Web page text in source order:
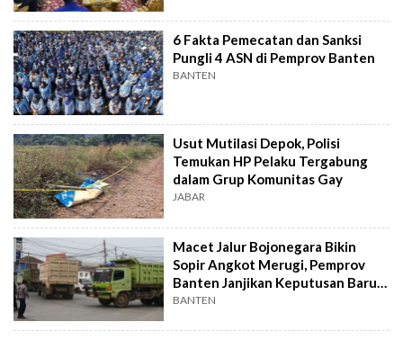
6 Fakta Pemecatan dan Sanksi
Pungli 4 ASN di Pemprov Banten
BANTEN
Usut Mutilasi Depok, Polisi
Temukan HP Pelaku Tergabung
dalam Grup Komunitas Gay
JABAR
Macet Jalur Bojonegara Bikin
Sopir Angkot Merugi, Pemprov
Banten Janjikan Keputusan Baru 4
Hari Lagi
BANTEN